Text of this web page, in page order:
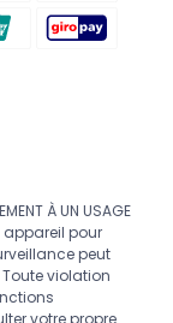
À UN USAGE
appareil pour
peut
violation
votre propre